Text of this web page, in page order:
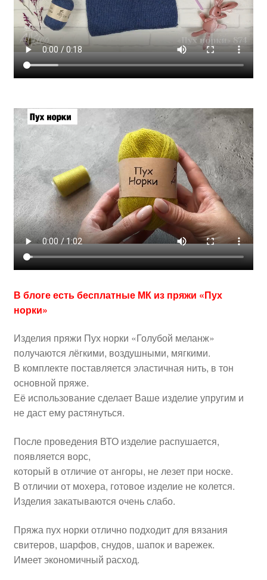
В блоге есть бесплатные МК из пряжи «Пух
норки»
Изделия пряжи Пух норки «Голубой меланж»
получаются лёгкими, воздушными, мягкими.
В комплекте поставляется эластичная нить, в тон
основной пряже.
Её использование сделает Ваше изделие упругим и
не даст ему растянуться.
После проведения ВТО изделие распушается,
появляется ворс,
который в отличие от ангоры, не лезет при носке.
В отличии от мохера, готовое изделие не колется.
Изделия закатываются очень слабо.
Пряжа пух норки отлично подходит для вязания
свитеров, шарфов, снудов, шапок и варежек.
Имеет экономичный расход.